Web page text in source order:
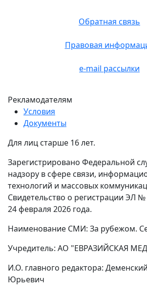
Рекламодателям
Условия
Документы
Обратная связь
Правовая
e-mail рассылки
Для лиц старше 16 лет.
Зарегистрировано Федеральной
надзору в сфере связи,
технологий и массовых
Свидетельство о регистрации ЭЛ
24 февраля 2026 года.
Наименование СМИ: За рубежом.
Учредитель: АО "ЕВРАЗИЙСКАЯ
И.О. главного редактора:
Юрьевич